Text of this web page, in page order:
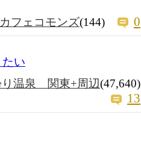
フェコモンズ(144) 0
い
り温泉 関東+周辺(47,640)
13